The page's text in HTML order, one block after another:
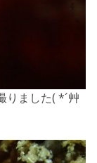
りました( *´艸